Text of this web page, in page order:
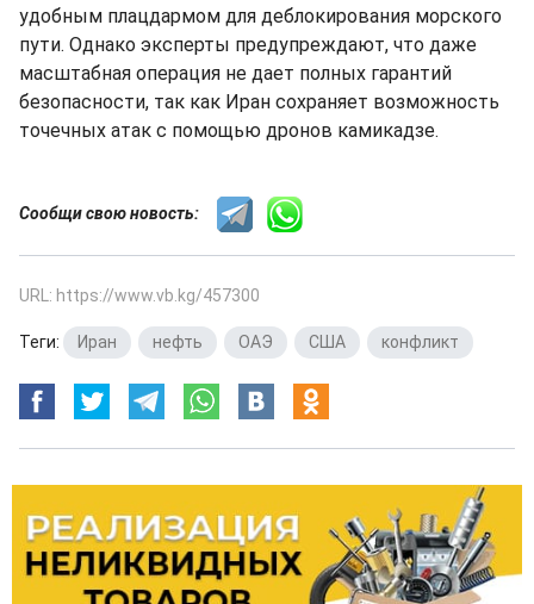
удобным плацдармом для деблокирования морского
пути. Однако эксперты предупреждают, что даже
масштабная операция не дает полных гарантий
безопасности, так как Иран сохраняет возможность
точечных атак с помощью дронов камикадзе.
Сообщи свою новость:
URL: https://www.vb.kg/457300
Теги: Иран нефть ОАЭ США конфликт